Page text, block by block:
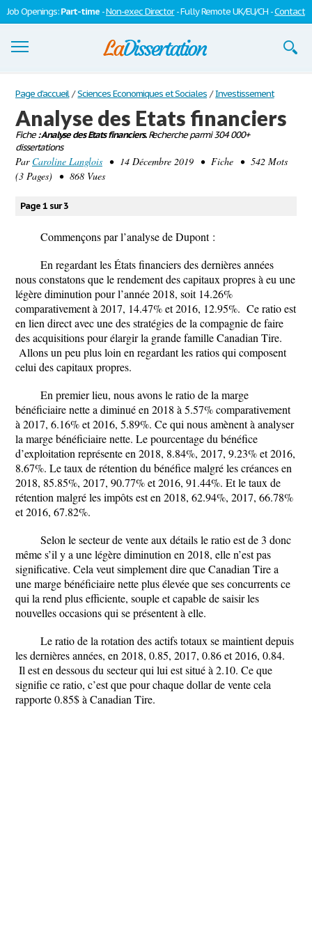
Job Openings:Part-time -Non-exec Director- Fully Remote UK/EU/CH -Contact
Dissertations
S'inscrire
Se connecter
Contactez-nous
Page d'accueil / Sciences Economiques et Sociales / Investissement
Analyse des Etats financiers
Fiche: Analyse des Etats financiers.Recherche parmi 304 000+
dissertations
Par Caroline Langlois • 14 Décembre 2019 • Fiche • 542 Mots
(3 Pages) • 868 Vues
Page 1 sur 3
Commençons par l’analyse de Dupont :
En regardant les États financiers des dernières années
nous constatons que le rendement des capitaux propres à eu une
légère diminution pour l’année 2018, soit 14.26%
comparativement à 2017, 14.47% et 2016, 12.95%. Ce ratio est
en lien direct avec une des stratégies de la compagnie de faire
des acquisitions pour élargir la grande famille Canadian Tire.
Allons un peu plus loin en regardant les ratios qui composent
celui des capitaux propres.
En premier lieu, nous avons le ratio de la marge
bénéficiaire nette a diminué en 2018 à 5.57% comparativement
à 2017, 6.16% et 2016, 5.89%. Ce qui nous amènent à analyser
la marge bénéficiaire nette. Le pourcentage du bénéfice
d’exploitation représente en 2018, 8.84%, 2017, 9.23% et 2016,
8.67%. Le taux de rétention du bénéfice malgré les créances en
2018, 85.85%, 2017, 90.77% et 2016, 91.44%. Et le taux de
rétention malgré les impôts est en 2018, 62.94%, 2017, 66.78%
et 2016, 67.82%.
Selon le secteur de vente aux détails le ratio est de 3 donc
même s’il y a une légère diminution en 2018, elle n’est pas
significative. Cela veut simplement dire que Canadian Tire a
une marge bénéficiaire nette plus élevée que ses concurrents ce
qui la rend plus efficiente, souple et capable de saisir les
nouvelles occasions qui se présentent à elle.
Le ratio de la rotation des actifs totaux se maintient depuis
les dernières années, en 2018, 0.85, 2017, 0.86 et 2016, 0.84.
Il est en dessous du secteur qui lui est situé à 2.10. Ce que
signifie ce ratio, c’est que pour chaque dollar de vente cela
rapporte 0.85$ à Canadian Tire.